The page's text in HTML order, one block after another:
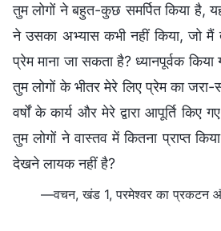
तुम लोगों ने बहुत-कुछ समर्पित किया है,
ने उसका अभ्‍यास कभी नहीं किया, जो मैं
प्रेम माना जा सकता है? ध्यानपूर्वक
तुम लोगों के भीतर मेरे लिए प्रेम का
वर्षों के कार्य और मेरे द्वारा आपूर्ति किए
तुम लोगों ने वास्तव में कितना प्राप्त
देखने लायक नहीं है?
—वचन, खंड 1, परमेश्वर का प्रकटन